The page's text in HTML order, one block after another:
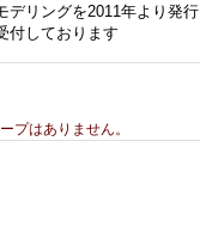
デリングを2011年より発行
付しております
プはありません。